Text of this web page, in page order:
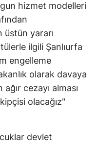
hizmet modelleri
üstün yararı
ilgili Şanlıurfa
engelleme
olarak davaya
cezayı alması
olacağız"
devlet